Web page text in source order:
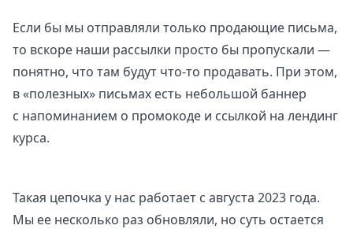
Если бы мы отправляли только продающие письма,
то вскоре наши рассылки просто бы пропускали —
понятно, что там будут что-то продавать. При этом,
в «полезных» письмах есть небольшой баннер
с напоминанием о промокоде и ссылкой на лендинг
курса.
Такая цепочка у нас работает с августа 2023 года.
Мы ее несколько раз обновляли, но суть остается